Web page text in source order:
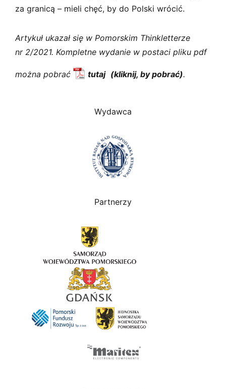
za granicą – mieli chęć, by do Polski wrócić.
Artykuł ukazał się w Pomorskim Thinkletterze
nr 2/2021. Kompletne wydanie w postaci pliku pdf
można pobrać tutaj .
Wydawca
Partnerzy